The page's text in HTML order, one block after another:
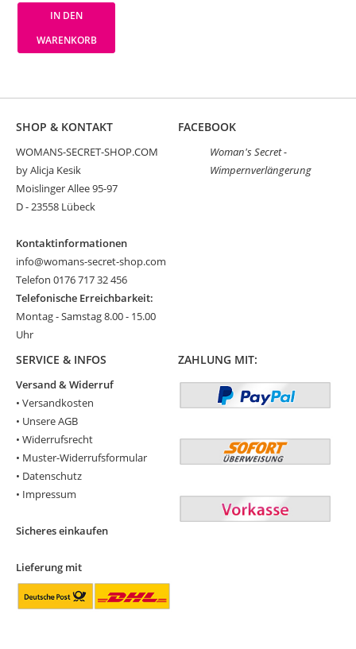
IN DEN
WARENKORB
SHOP & KONTAKT
WOMANS-SECRET-SHOP.COM
by Alicja Kesik
Moislinger Allee 95-97
D - 23558 Lübeck
Kontaktinformationen
info@womans-secret-shop.com
Telefon 0176 717 32 456
Telefonische Erreichbarkeit:
Montag - Samstag 8.00 - 15.00
Uhr
FACEBOOK
Woman's Secret -
Wimpernverlängerung
SERVICE & INFOS
Versand & Widerruf
•Versandkosten
• Unsere AGB
•Widerrufsrecht
• Muster-Widerrufsformular
• Datenschutz
• Impressum
Sicheres einkaufen
Lieferung mit
ZAHLUNG MIT: